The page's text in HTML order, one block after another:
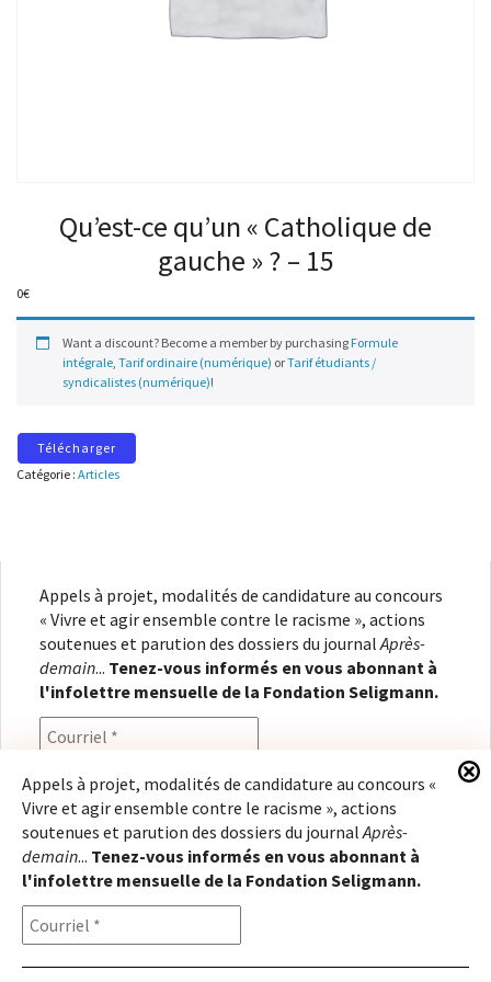
Qu’est-ce qu’un « Catholique de
gauche » ? – 15
0€
Want a discount? Become a member by purchasing Formule
intégrale, Tarif ordinaire (numérique) orTarif étudiants /
syndicalistes (numérique)!
Télécharger
Catégorie : Articles
Appels à projet, modalités de candidature au concours
« Vivre et agir ensemble contre le racisme », actions
soutenues et parution des dossiers du journal Après-
demain... Tenez-vous informés en vous abonnant à
l'infolettre mensuelle de la Fondation Seligmann.
En renseignant votre adresse électronique, vous
consentez à recevoir l'infolettre de la Fondation
Seligmann, conformément à notrepolitique de
confidentialité. Il vous sera possible de vous
désabonner à tout moment.
Appels à projet, modalités de candidature au concours «
Vivre et agir ensemble contre le racisme », actions
soutenues et parution des dossiers du journalAprès-
demain... Tenez-vous informés en vous abonnant à
l'infolettre mensuelle de la Fondation Seligmann.